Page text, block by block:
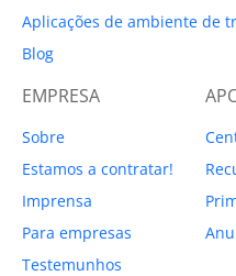
Aplicações de ambiente de
Blog
EMPRESA
Sobre
Estamos a contratar!
Imprensa
Para empresas
Testemunhos